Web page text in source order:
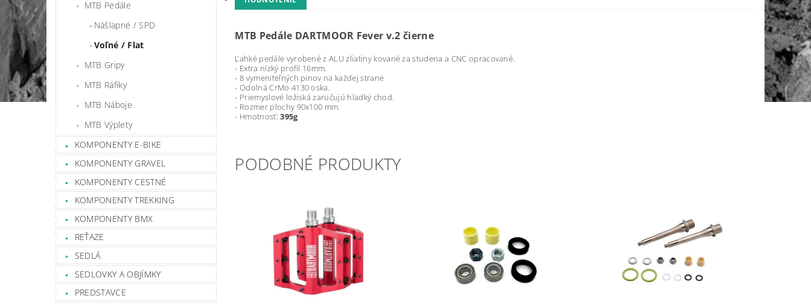
MTB Pedále
Nášlapné / SPD
Voľné / Flat
MTB Gripy
MTB Ráfiky
MTB Náboje
MTB Výplety
KOMPONENTY E-BIKE
KOMPONENTY GRAVEL
KOMPONENTY CESTNÉ
KOMPONENTY TREKKING
KOMPONENTY BMX
REŤAZE
SEDLÁ
SEDLOVKY A OBJÍMKY
PREDSTAVCE
MTB Pedále DARTMOOR Fever v.2 čierne
Ľahké pedále vyrobené z ALU zliatiny kované za studena a CNC opracované.
- Extra nízký profil 16mm.
- 8 vymeniteľných pinov na každej strane
- Odolná CrMo 4130 oska.
- Priemyslové ložiská zaručujú hladký chod.
- Rozmer plochy 90x100 mm.
- Hmotnosť:395g
PODOBNÉ PRODUKTY